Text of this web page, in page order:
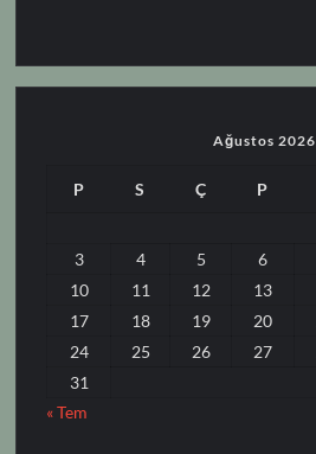
Ağustos 2026
P S Ç P
3
4 5 6
10
11 12 13
17
18 19 20
24
25 26 27
31
« Tem